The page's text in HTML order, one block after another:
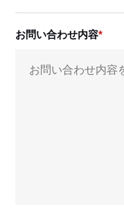
お問い合わせ内容